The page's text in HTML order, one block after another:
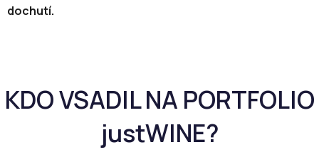
ý
p
i
s
dochutí.